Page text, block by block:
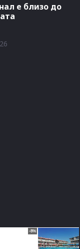
е близо до